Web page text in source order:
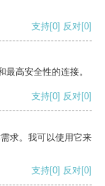
支持[0] 反对[0]
高安全性的连接。
支持[0] 反对[0]
求。我可以使用它来
支持[0] 反对[0]